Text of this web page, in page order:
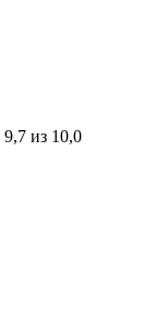
9,7 из 10,0